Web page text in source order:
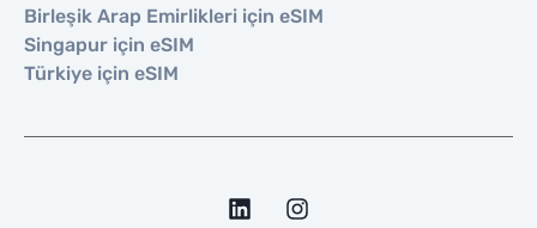
Birleşik Arap Emirlikleri için eSIM
Singapur için eSIM
Türkiye için eSIM